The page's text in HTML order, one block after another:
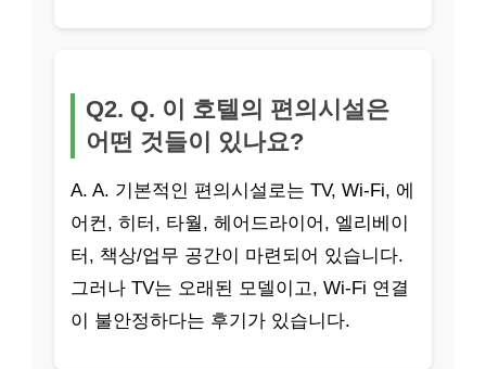
Q2. Q. 이 호텔의 편의시설은
어떤 것들이 있나요?
A. A. 기본적인 편의시설로는 TV, Wi-Fi, 에
어컨, 히터, 타월, 헤어드라이어, 엘리베이
터, 책상/업무 공간이 마련되어 있습니다.
그러나 TV는 오래된 모델이고, Wi-Fi 연결
이 불안정하다는 후기가 있습니다.